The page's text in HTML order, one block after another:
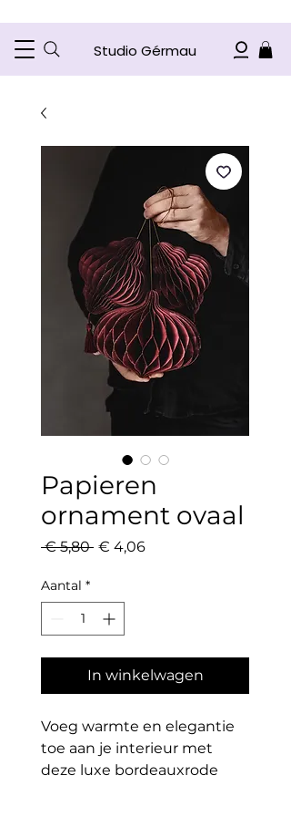
Studio Gérmau
Papieren
ornament ovaal
€ 5,80 Normale
€ 4,06Verkoopprijs
Aantal *
In winkelwagen
Voeg warmte en elegantie
toe aan je interieur met
deze luxe bordeauxrode